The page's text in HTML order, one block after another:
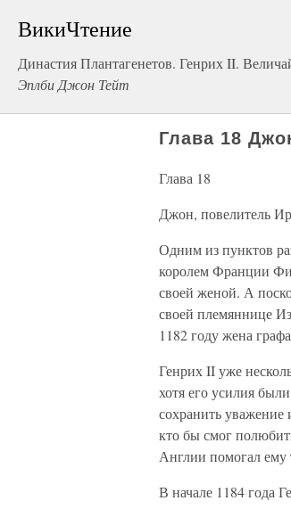
ВикиЧтение
Династия Плантагенетов. Генрих II.
Эплби Джон Тейт
Глава 18
Глава 18
Джон, повелитель
Одним из пунктов
королем Франции
своей женой. А
своей племяннице
1182 году жена
Генрих II уже
хотя его усилия
сохранить
кто бы смог
Англии помогал ему
В начале 1184 года